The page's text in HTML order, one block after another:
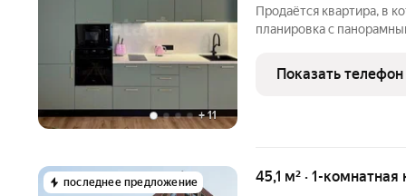
+11
Продаётся квартира, в
планировка с
Внутри собственная
компании
Показать телефон
последнее предложение 45,1 м² · 1-